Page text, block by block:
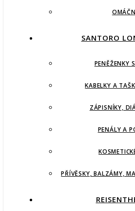
SANTORO
PENĚŽENKY
KABELKY A
ZÁPISNÍKY,
PENÁLY A
PŘÍVĚSKY, BALZÁMY,